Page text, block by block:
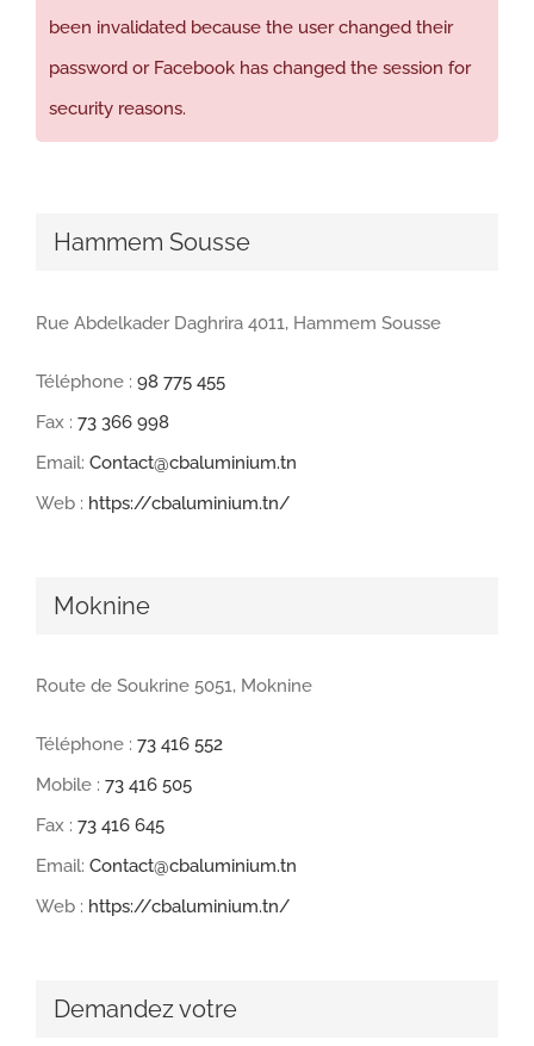
been invalidated because the user changed their
password or Facebook has changed the session for
security reasons.
Hammem Sousse
Rue Abdelkader Daghrira 4011, Hammem Sousse
Téléphone : 98 775 455
Fax : 73 366 998
Email: Contact@cbaluminium.tn
Web : https://cbaluminium.tn/
Moknine
Route de Soukrine 5051, Moknine
Téléphone : 73 416 552
Mobile : 73 416 505
Fax : 73 416 645
Email: Contact@cbaluminium.tn
Web : https://cbaluminium.tn/
Demandez votre